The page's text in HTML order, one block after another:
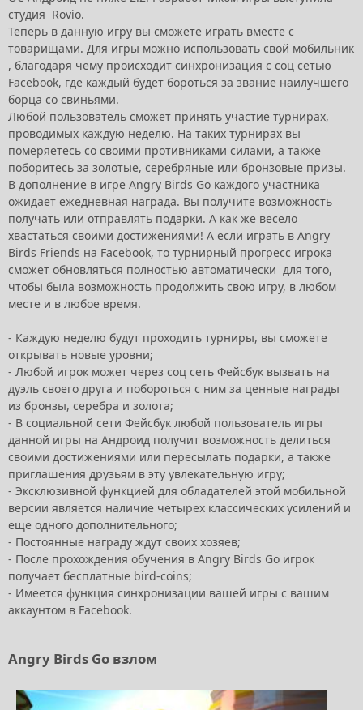
студия Rovio.
Теперь в данную игру вы сможете играть вместе с
товарищами. Для игры можно использовать свой мобильник
, благодаря чему происходит синхронизация с соц сетью
Facebook, где каждый будет бороться за звание наилучшего
борца со свиньями.
Любой пользователь сможет принять участие турнирах,
проводимых каждую неделю. На таких турнирах вы
померяетесь со своими противниками силами, а также
поборитесь за золотые, серебряные или бронзовые призы.
В дополнение в игре Angry Birds Go каждого участника
ожидает ежедневная награда. Вы получите возможность
получать или отправлять подарки. А как же весело
хвастаться своими достижениями! А если играть в Angry
Birds Friends на Facebook, то турнирный прогресс игрока
сможет обновляться полностью автоматически для того,
чтобы была возможность продолжить свою игру, в любом
месте и в любое время.
- Каждую неделю будут проходить турниры, вы сможете
открывать новые уровни;
- Любой игрок может через соц сеть Фейсбук вызвать на
дуэль своего друга и побороться с ним за ценные награды
из бронзы, серебра и золота;
- В социальной сети Фейсбук любой пользователь игры
данной игры на Андроид получит возможность делиться
своими достижениями или пересылать подарки, а также
приглашения друзьям в эту увлекательную игру;
- Эксклюзивной функцией для обладателей этой мобильной
версии является наличие четырех классических усилений и
еще одного дополнительного;
- Постоянные награду ждут своих хозяев;
- После прохождения обучения в Angry Birds Go игрок
получает бесплатные bird-coins;
- Имеется функция синхронизации вашей игры с вашим
аккаунтом в Facebook.
Angry Birds Go взлом